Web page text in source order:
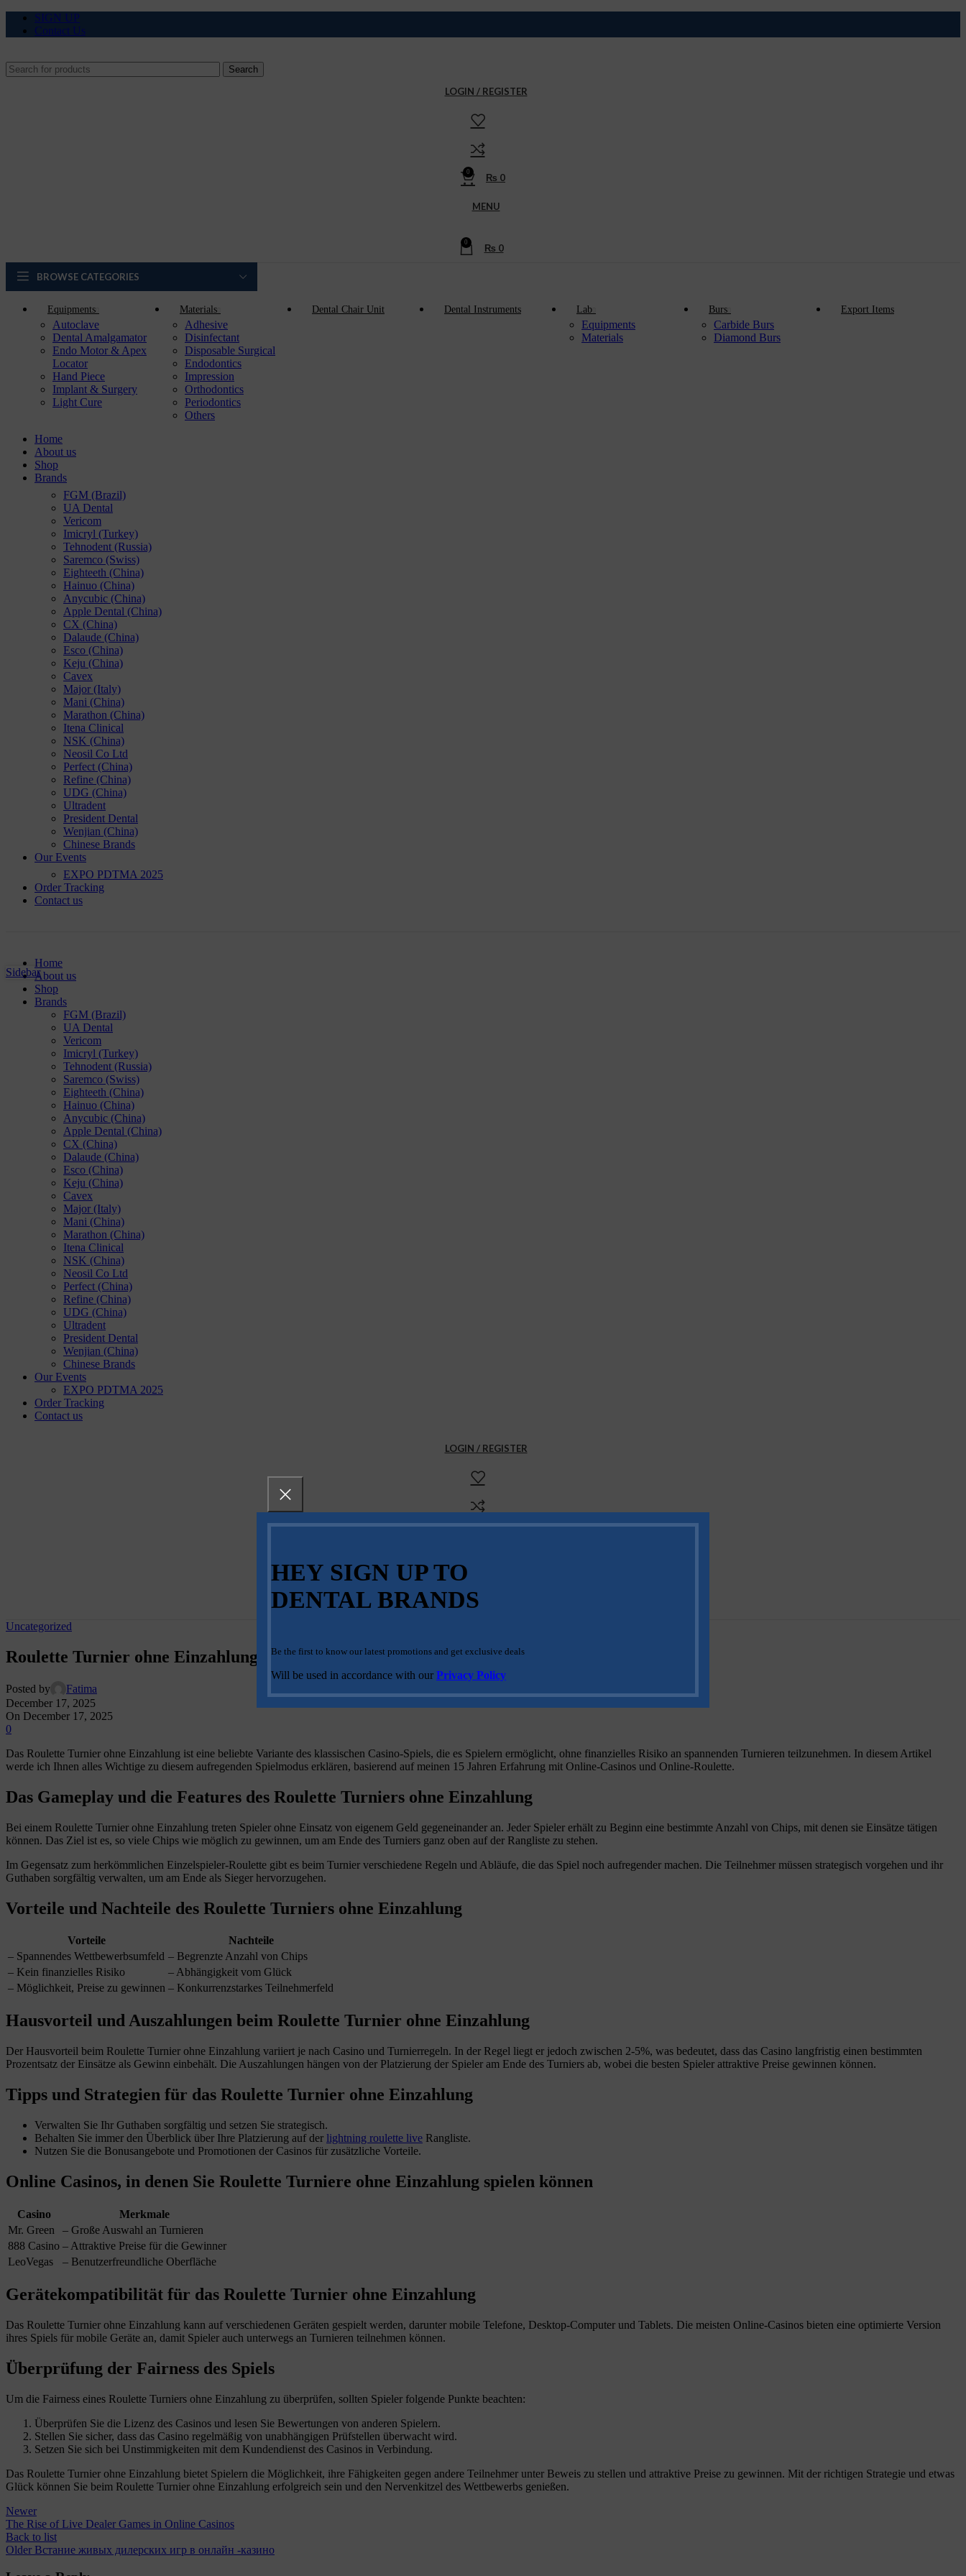
HEY SIGN UP TO
DENTAL BRANDS
Be the first to know our latest promotions and get exclusive deals
Will be used in accordance with our Privacy Policy
SIGN UP
Contact Us
Search
LOGIN / REGISTER
0 ₨ 0
MENU
0 ₨ 0
BROWSE CATEGORIES
Equipments
Autoclave
Dental Amalgamator
Endo Motor & Apex
Locator
Hand Piece
Implant & Surgery
Light Cure
Materials
Adhesive
Disinfectant
Disposable Surgical
Endodontics
Impression
Orthodontics
Periodontics
Others
Dental Chair Unit Dental Instruments Lab
Equipments
Materials
Burs
Carbide Burs
Diamond Burs
Export Items
Home
About us
Shop
Brands
FGM (Brazil)
UA Dental
Vericom
Imicryl (Turkey)
Tehnodent (Russia)
Saremco (Swiss)
Eighteeth (China)
Hainuo (China)
Anycubic (China)
Apple Dental (China)
CX (China)
Dalaude (China)
Esco (China)
Keju (China)
Cavex
Major (Italy)
Mani (China)
Marathon (China)
Itena Clinical
NSK (China)
Neosil Co Ltd
Perfect (China)
Refine (China)
UDG (China)
Ultradent
President Dental
Wenjian (China)
Chinese Brands
Our Events
EXPO PDTMA 2025
Order Tracking
Contact us
Home
About us
Shop
Brands
FGM (Brazil)
UA Dental
Vericom
Imicryl (Turkey)
Tehnodent (Russia)
Saremco (Swiss)
Eighteeth (China)
Hainuo (China)
Anycubic (China)
Apple Dental (China)
CX (China)
Dalaude (China)
Esco (China)
Keju (China)
Cavex
Major (Italy)
Mani (China)
Marathon (China)
Itena Clinical
NSK (China)
Neosil Co Ltd
Perfect (China)
Refine (China)
UDG (China)
Ultradent
President Dental
Wenjian (China)
Chinese Brands
Our Events
EXPO PDTMA 2025
Order Tracking
Contact us
LOGIN / REGISTER
0
0
Uncategorized
Roulette Turnier ohne Einzahlung: Alles, was Sie wissen müssen
Posted by
Fatima
December 17, 2025
On December 17, 2025
0
Das Roulette Turnier ohne Einzahlung ist eine beliebte Variante des klassischen Casino-Spiels, die es Spielern ermöglicht, ohne finanzielles Risiko an spannenden Turnieren teilzunehmen. In diesem Artikel
werde ich Ihnen alles Wichtige zu diesem aufregenden Spielmodus erklären, basierend auf meinen 15 Jahren Erfahrung mit Online-Casinos und Online-Roulette.
Das Gameplay und die Features des Roulette Turniers ohne Einzahlung
Bei einem Roulette Turnier ohne Einzahlung treten Spieler ohne Einsatz von eigenem Geld gegeneinander an. Jeder Spieler erhält zu Beginn eine bestimmte Anzahl von Chips, mit denen sie Einsätze tätigen
können. Das Ziel ist es, so viele Chips wie möglich zu gewinnen, um am Ende des Turniers ganz oben auf der Rangliste zu stehen.
Im Gegensatz zum herkömmlichen Einzelspieler-Roulette gibt es beim Turnier verschiedene Regeln und Abläufe, die das Spiel noch aufregender machen. Die Teilnehmer müssen strategisch vorgehen und ihr
Guthaben sorgfältig verwalten, um am Ende als Sieger hervorzugehen.
Vorteile und Nachteile des Roulette Turniers ohne Einzahlung
Vorteile
Nachteile
– Spannendes Wettbewerbsumfeld – Begrenzte Anzahl von Chips
– Kein finanzielles Risiko
– Abhängigkeit vom Glück
– Möglichkeit, Preise zu gewinnen – Konkurrenzstarkes Teilnehmerfeld
Hausvorteil und Auszahlungen beim Roulette Turnier ohne Einzahlung
Der Hausvorteil beim Roulette Turnier ohne Einzahlung variiert je nach Casino und Turnierregeln. In der Regel liegt er jedoch zwischen 2-5%, was bedeutet, dass das Casino langfristig einen bestimmten
Prozentsatz der Einsätze als Gewinn einbehält. Die Auszahlungen hängen von der Platzierung der Spieler am Ende des Turniers ab, wobei die besten Spieler attraktive Preise gewinnen können.
Tipps und Strategien für das Roulette Turnier ohne Einzahlung
Verwalten Sie Ihr Guthaben sorgfältig und setzen Sie strategisch.
Behalten Sie immer den Überblick über Ihre Platzierung auf der lightning roulette live Rangliste.
Nutzen Sie die Bonusangebote und Promotionen der Casinos für zusätzliche Vorteile.
Online Casinos, in denen Sie Roulette Turniere ohne Einzahlung spielen können
Casino
Merkmale
Mr. Green
– Große Auswahl an Turnieren
888 Casino – Attraktive Preise für die Gewinner
LeoVegas
– Benutzerfreundliche Oberfläche
Gerätekompatibilität für das Roulette Turnier ohne Einzahlung
Das Roulette Turnier ohne Einzahlung kann auf verschiedenen Geräten gespielt werden, darunter mobile Telefone, Desktop-Computer und Tablets. Die meisten Online-Casinos bieten eine optimierte Version
ihres Spiels für mobile Geräte an, damit Spieler auch unterwegs an Turnieren teilnehmen können.
Überprüfung der Fairness des Spiels
Um die Fairness eines Roulette Turniers ohne Einzahlung zu überprüfen, sollten Spieler folgende Punkte beachten:
Überprüfen Sie die Lizenz des Casinos und lesen Sie Bewertungen von anderen Spielern.
Stellen Sie sicher, dass das Casino regelmäßig von unabhängigen Prüfstellen überwacht wird.
Setzen Sie sich bei Unstimmigkeiten mit dem Kundendienst des Casinos in Verbindung.
Das Roulette Turnier ohne Einzahlung bietet Spielern die Möglichkeit, ihre Fähigkeiten gegen andere Teilnehmer unter Beweis zu stellen und attraktive Preise zu gewinnen. Mit der richtigen Strategie und etwas
Glück können Sie beim Roulette Turnier ohne Einzahlung erfolgreich sein und den Nervenkitzel des Wettbewerbs genießen.
Newer
The Rise of Live Dealer Games in Online Casinos
Back to list
Older Встание живых дилерских игр в онлайн -казино
Sidebar